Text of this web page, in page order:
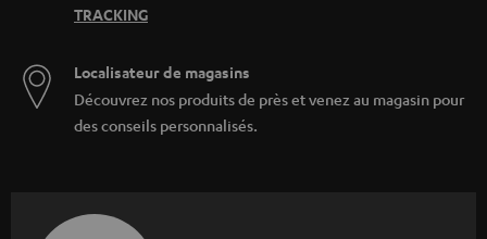
TRACKING
Localisateur de magasins
Découvrez nos produits de près et venez au magasin pour
des conseils personnalisés.